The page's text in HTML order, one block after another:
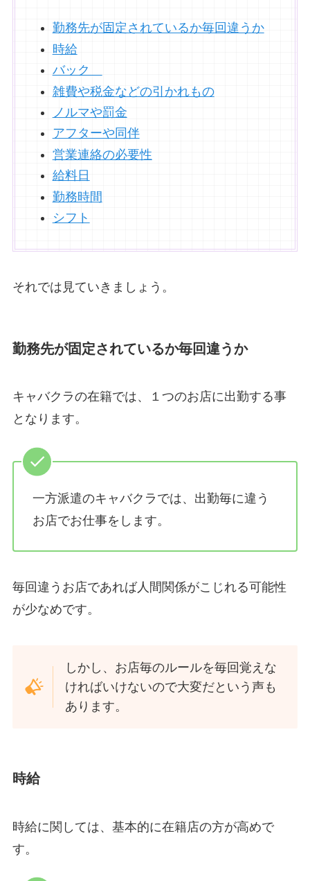
勤務先が固定されているか毎回違うか
時給
バック
雑費や税金などの引かれもの
ノルマや罰金
アフターや同伴
営業連絡の必要性
給料日
勤務時間
シフト
それでは見ていきましょう。
勤務先が固定されているか毎回違うか
キャバクラの在籍では、１つのお店に出勤する事
となります。
一方派遣のキャバクラでは、出勤毎に違う
お店でお仕事をします。
毎回違うお店であれば人間関係がこじれる可能性
が少なめです。
しかし、お店毎のルールを毎回覚えな
ければいけないので大変だという声も
あります。
時給
時給に関しては、基本的に在籍店の方が高めで
す。